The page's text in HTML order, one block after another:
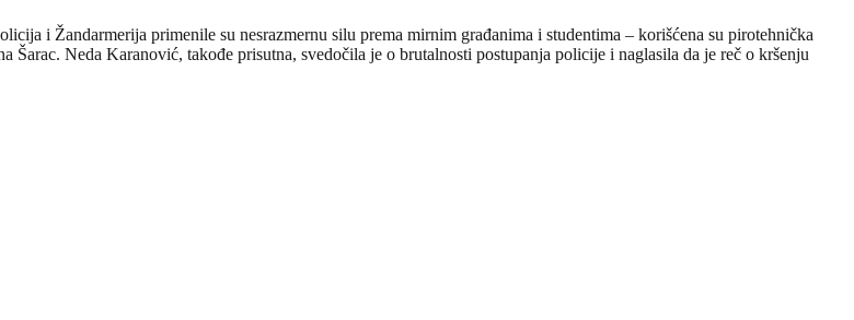
i Žandarmerija primenile su nesrazmernu silu prema mirnim građanima i studentima – korišćena su pirotehnička
Neda Karanović, takođe prisutna, svedočila je o brutalnosti postupanja policije i naglasila da je reč o kršenju